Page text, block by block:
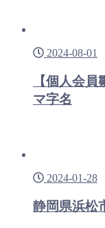
2024-08-01
【個人会
マ字名
2024-01-28
静岡県浜松